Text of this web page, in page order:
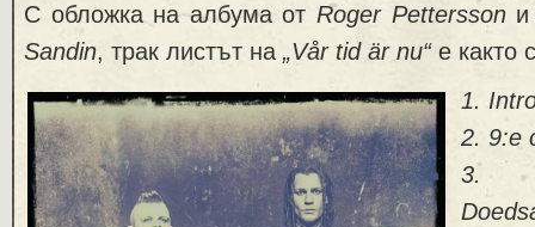
С обложка на албума от Roger Petterssonи
Sandin, трак листът на „Vår tid är nu“е както
1.
2. 9:e
3.